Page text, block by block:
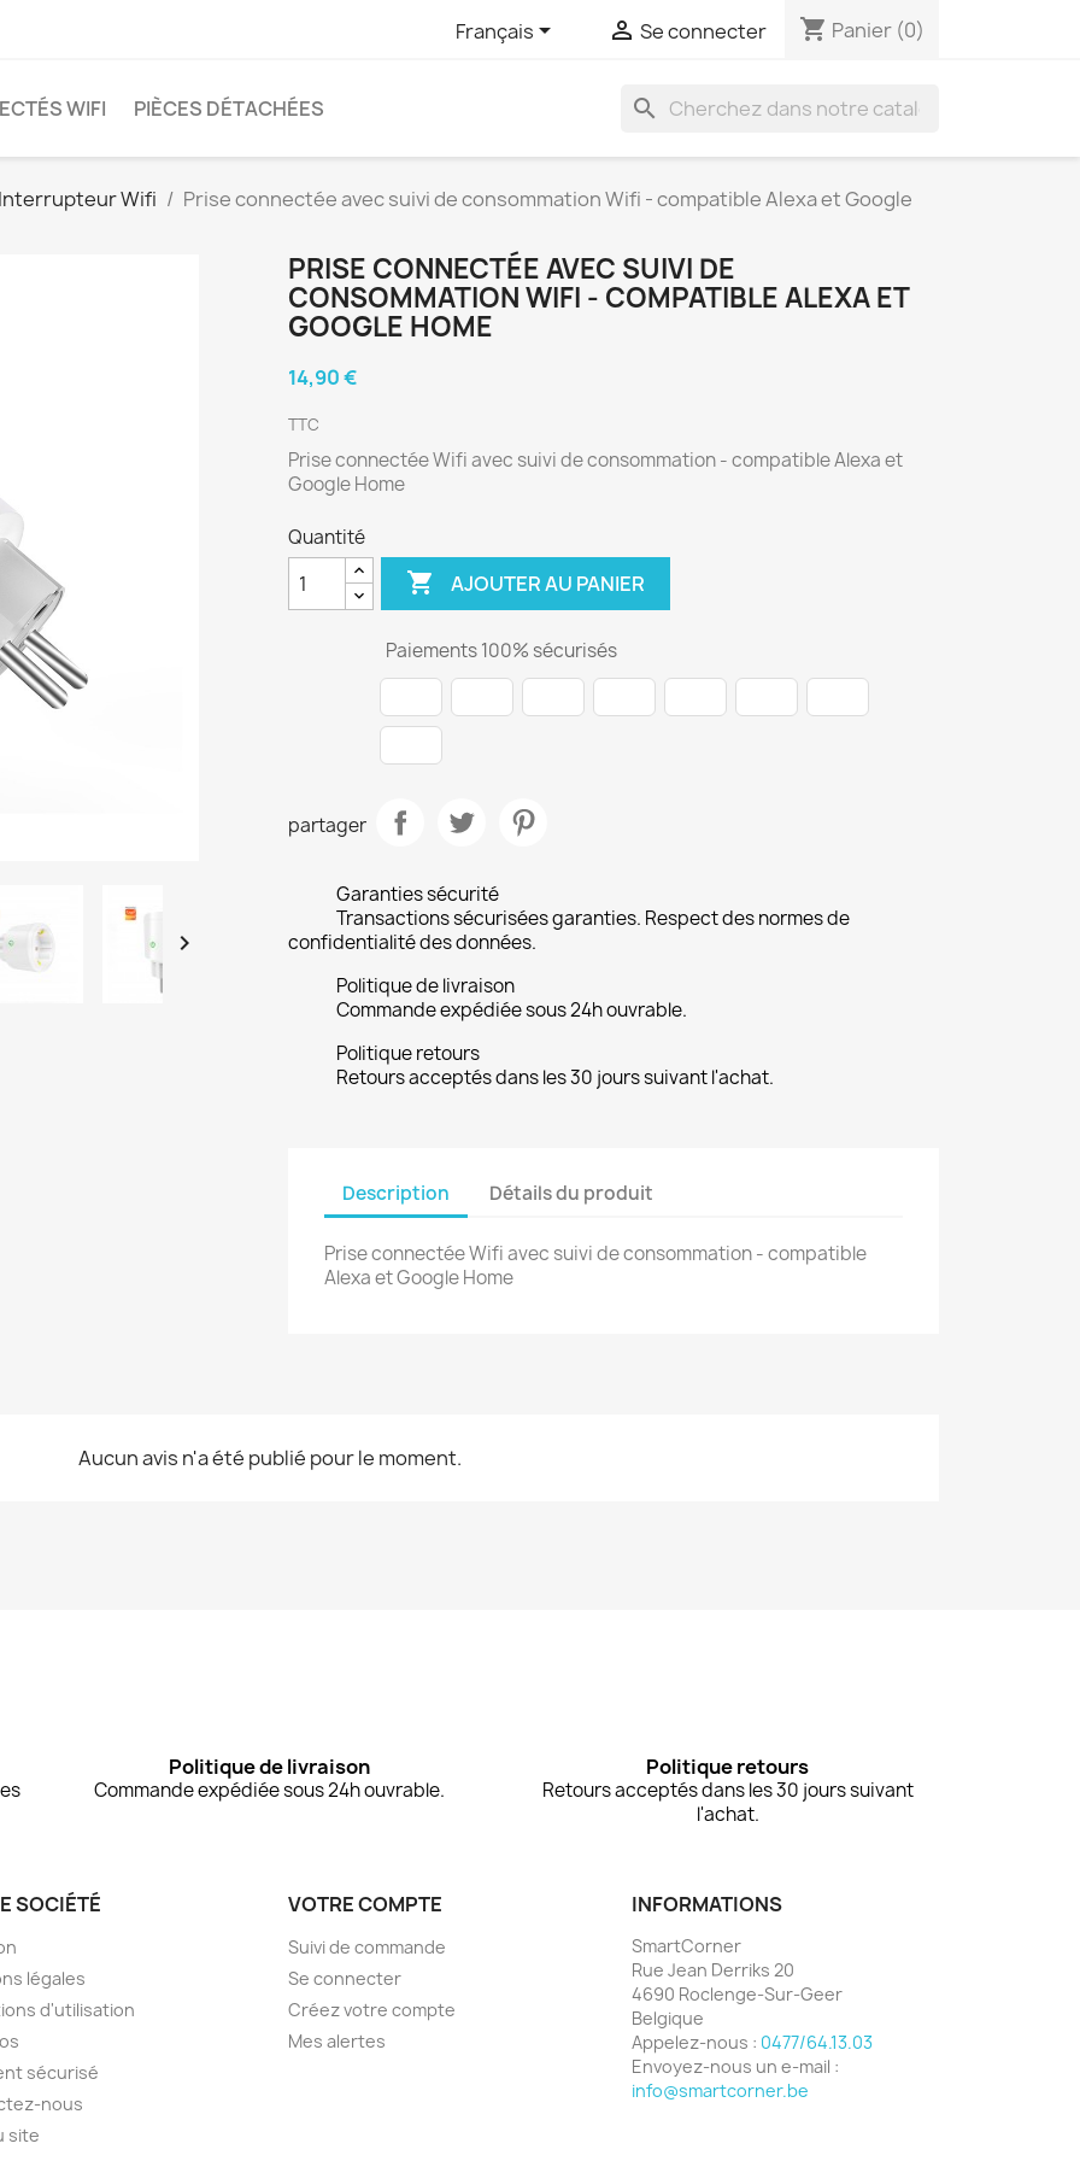
Français  Se connecter shopping_cart Panier (0)
WIFI PIÈCES DÉTACHÉES search
Wifi Prise connectée avec suivi de consommation Wifi - compatible Alexa et Google

PRISE CONNECTÉE AVEC SUIVI DE
CONSOMMATION WIFI - COMPATIBLE ALEXA ET
GOOGLE HOME
14,90 €
TTC
Prise connectée Wifi avec suivi de consommation - compatible Alexa et
Google Home
Quantité
 AJOUTER AU PANIER
Paiements 100% sécurisés
partager
Garanties sécurité
Transactions sécurisées garanties. Respect des normes de
confidentialité des données.
Politique de livraison
Commande expédiée sous 24h ouvrable.
Politique retours
Retours acceptés dans les 30 jours suivant l'achat.
Description Détails du produit
Prise connectée Wifi avec suivi de consommation - compatible
Alexa et Google Home
Aucun avis n'a été publié pour le moment.
Politique de livraison
Commande expédiée sous 24h ouvrable.
Politique retours
Retours acceptés dans les 30 jours suivant
l'achat.
SOCIÉTÉ
légales
d'utilisation
sécurisé
nous
site
VOTRE COMPTE
Suivi de commande
Se connecter
Créez votre compte
Mes alertes
INFORMATIONS
SmartCorner
Rue Jean Derriks 20
4690 Roclenge-Sur-Geer
Belgique
Appelez-nous : 0477/64.13.03
Envoyez-nous un e-mail :
info@smartcorner.be